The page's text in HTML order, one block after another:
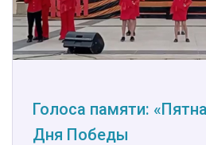
Голоса памяти:
Дня Победы